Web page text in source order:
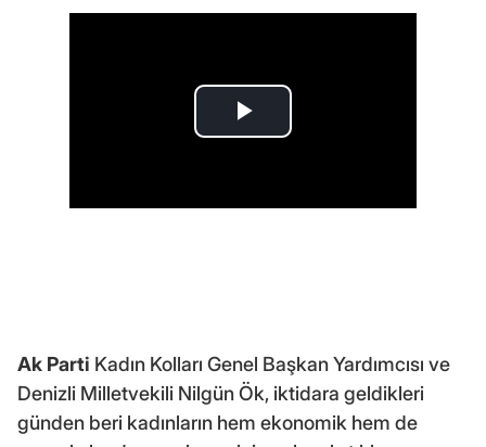
Ak Parti Kadın Kolları Genel Başkan Yardımcısı ve
Denizli Milletvekili Nilgün Ök, iktidara geldikleri
günden beri kadınların hem ekonomik hem de